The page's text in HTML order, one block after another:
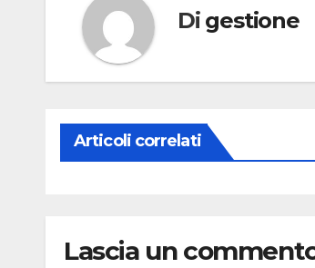
Di gestione
Articoli correlati
Lascia un